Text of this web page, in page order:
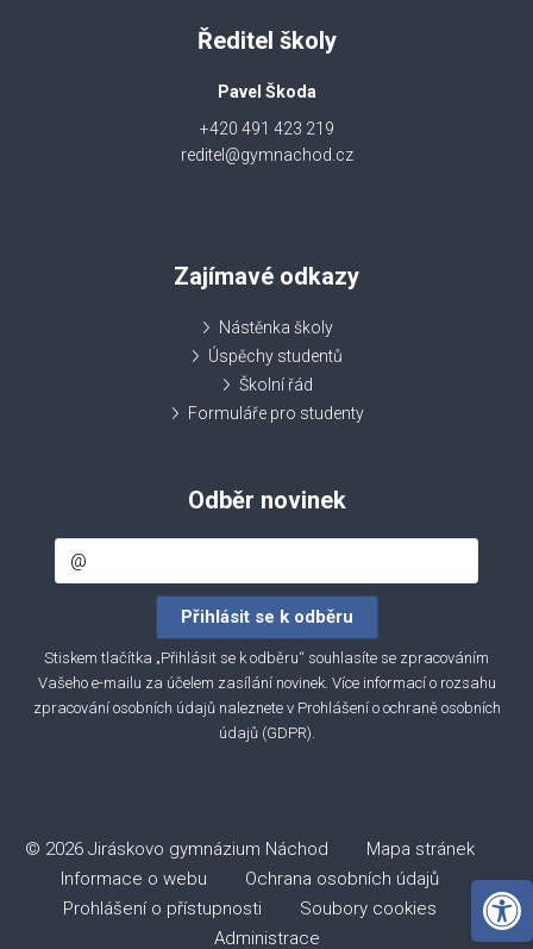
Ředitel školy
Pavel Škoda
+420 491 423 219
reditel@gymnachod.cz
Zajímavé odkazy
Nástěnka školy
Úspěchy studentů
Školní řád
Formuláře pro studenty
Odběr novinek
Stiskem tlačítka „Přihlásit se k odběru“ souhlasíte se zpracováním
Vašeho e-mailu za účelem zasílání novinek. Více informací o rozsahu
zpracování osobních údajů naleznete v Prohlášení o ochraně osobních
údajů (GDPR).
© 2026 Jiráskovo gymnázium Náchod Mapa stránek
Informace o webu
Ochrana osobních údajů
Prohlášení o přístupnosti
Soubory cookies
Administrace